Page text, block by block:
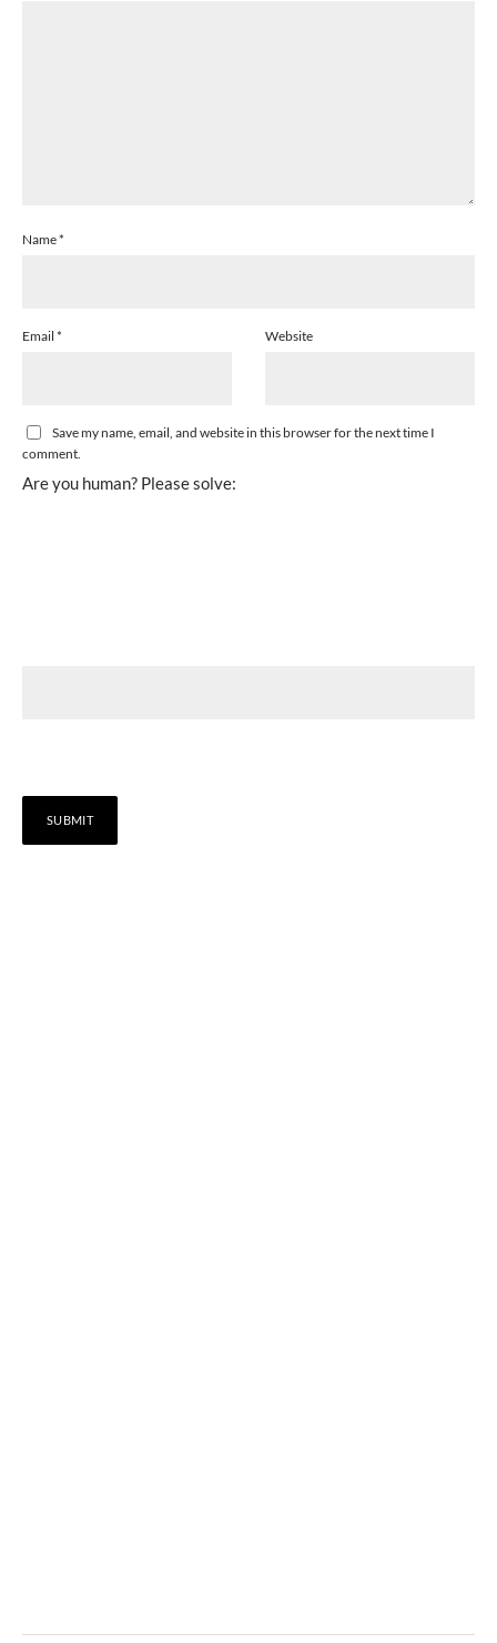
Name*
Email * Website
Save my name, email, and website in this browser for the next time I
comment.
Are you human? Please solve: